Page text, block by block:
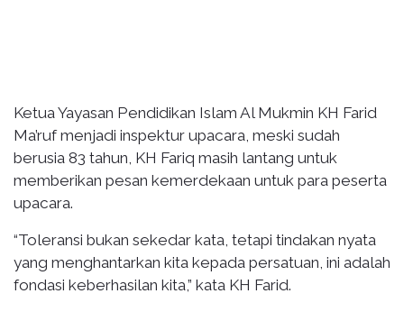
Ketua Yayasan Pendidikan Islam Al Mukmin KH Farid
Ma’ruf menjadi inspektur upacara, meski sudah
berusia 83 tahun, KH Fariq masih lantang untuk
memberikan pesan kemerdekaan untuk para peserta
upacara.
“Toleransi bukan sekedar kata, tetapi tindakan nyata
yang menghantarkan kita kepada persatuan, ini adalah
fondasi keberhasilan kita,” kata KH Farid.